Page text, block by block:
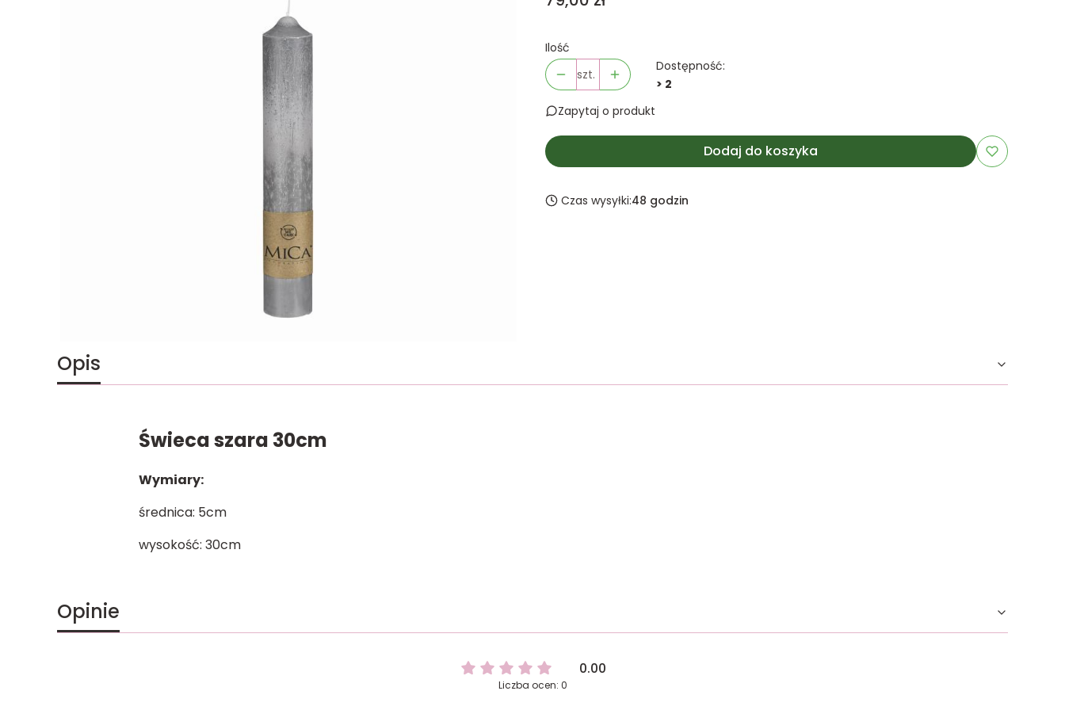
Ilość
szt.
Dostępność:
> 2
Zapytaj o produkt
Dodaj do koszyka
Czas wysyłki:48 godzin
Opis
Świeca szara 30cm
Wymiary:
średnica: 5cm
wysokość: 30cm
Opinie
0.00
Liczba ocen: 0